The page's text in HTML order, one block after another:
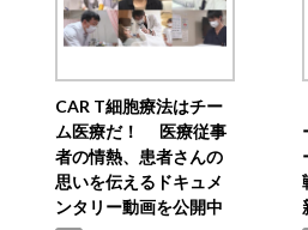
CAR T細胞療法はチー
ム医療だ！ 医療従事
者の情熱、患者さんの
思いを伝えるドキュメ
ンタリー動画を公開中